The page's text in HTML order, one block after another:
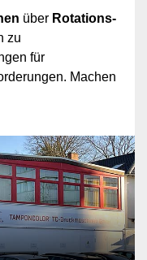
über Rotations­
zu
für
Machen